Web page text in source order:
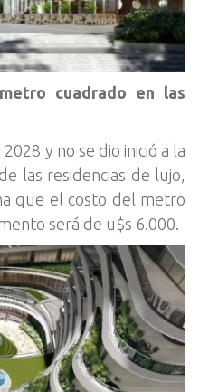
cuadrado en las
y no se dio inició a la
las residencias de lujo,
que el costo del metro
será de u$s 6.000.